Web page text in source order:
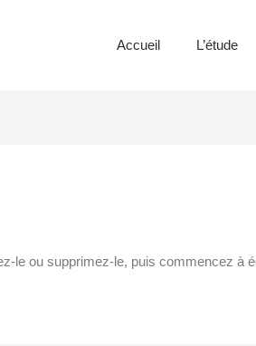
Accueil L’étude
le ou supprimez-le, puis commencez à